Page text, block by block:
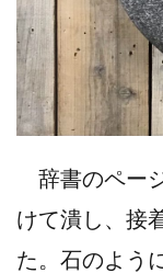
辞書のペー
けて潰し、接
た。石のよう